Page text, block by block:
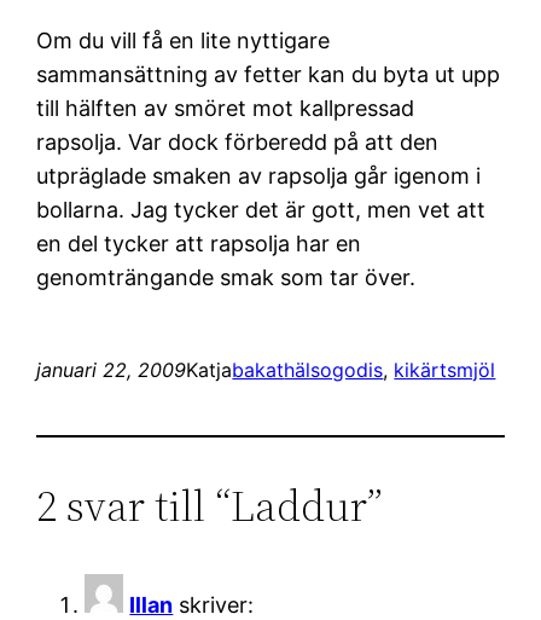
Om du vill få en lite nyttigare
sammansättning av fetter kan du byta ut upp
till hälften av smöret mot kallpressad
rapsolja. Var dock förberedd på att den
utpräglade smaken av rapsolja går igenom i
bollarna. Jag tycker det är gott, men vet att
en del tycker att rapsolja har en
genomträngande smak som tar över.
januari 22, 2009Katjabakathälsogodis, kikärtsmjöl
2 svar till “Laddur”
Illan skriver: